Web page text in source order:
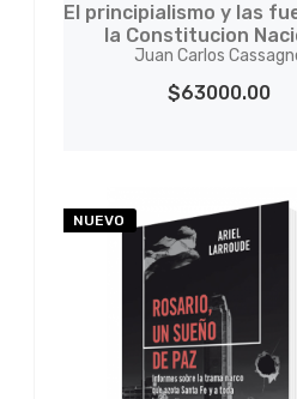
El principialismo y las
la Constitucion
Juan Carlos
$63000.00
NUEVO